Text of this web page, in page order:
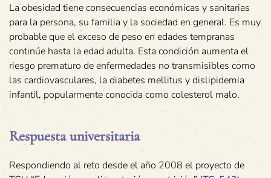
La obesidad tiene consecuencias económicas y sanitarias
para la persona, su familia y la sociedad en general. Es muy
probable que el exceso de peso en edades tempranas
continúe hasta la edad adulta. Esta condición aumenta el
riesgo prematuro de enfermedades no transmisibles como
las cardiovasculares, la diabetes mellitus y dislipidemia
infantil, popularmente conocida como colesterol malo.
Respuesta universitaria
Respondiendo al reto desde el año 2008 el proyecto de